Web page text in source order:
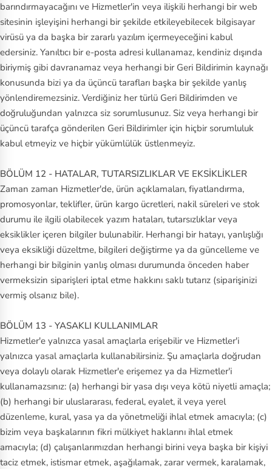
barındırmayacağını ve Hizmetler'in veya ilişkili herhangi bir web
sitesinin işleyişini herhangi bir şekilde etkileyebilecek bilgisayar
virüsü ya da başka bir zararlı yazılım içermeyeceğini kabul
edersiniz. Yanıltıcı bir e‑posta adresi kullanamaz, kendiniz dışında
biriymiş gibi davranamaz veya herhangi bir Geri Bildirimin kaynağı
konusunda bizi ya da üçüncü tarafları başka bir şekilde yanlış
yönlendiremezsiniz. Verdiğiniz her türlü Geri Bildirimden ve
doğruluğundan yalnızca siz sorumlusunuz. Siz veya herhangi bir
üçüncü tarafça gönderilen Geri Bildirimler için hiçbir sorumluluk
kabul etmeyiz ve hiçbir yükümlülük üstlenmeyiz.
BÖLÜM 12 - HATALAR, TUTARSIZLIKLAR VE EKSİKLİKLER
Zaman zaman Hizmetler'de, ürün açıklamaları, fiyatlandırma,
promosyonlar, teklifler, ürün kargo ücretleri, nakil süreleri ve stok
durumu ile ilgili olabilecek yazım hataları, tutarsızlıklar veya
eksiklikler içeren bilgiler bulunabilir. Herhangi bir hatayı, yanlışlığı
veya eksikliği düzeltme, bilgileri değiştirme ya da güncelleme ve
herhangi bir bilginin yanlış olması durumunda önceden haber
vermeksizin siparişleri iptal etme hakkını saklı tutarız (siparişinizi
vermiş olsanız bile).
BÖLÜM 13 - YASAKLI KULLANIMLAR
Hizmetler'e yalnızca yasal amaçlarla erişebilir ve Hizmetler'i
yalnızca yasal amaçlarla kullanabilirsiniz. Şu amaçlarla doğrudan
veya dolaylı olarak Hizmetler'e erişemez ya da Hizmetler'i
kullanamazsınız: (a) herhangi bir yasa dışı veya kötü niyetli amaçla;
(b) herhangi bir uluslararası, federal, eyalet, il veya yerel
düzenleme, kural, yasa ya da yönetmeliği ihlal etmek amacıyla; (c)
bizim veya başkalarının fikri mülkiyet haklarını ihlal etmek
amacıyla; (d) çalışanlarımızdan herhangi birini veya başka bir kişiyi
taciz etmek, istismar etmek, aşağılamak, zarar vermek, karalamak,